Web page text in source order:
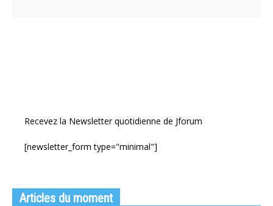
Recevez la Newsletter quotidienne de Jforum
[newsletter_form type="minimal"]
Articles du moment